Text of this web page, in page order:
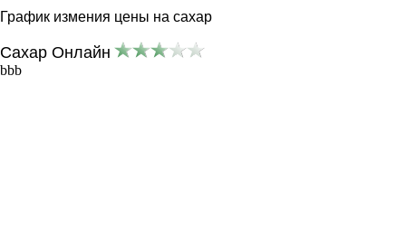
График измения цены на сахар
Сахар Онлайн
bbb